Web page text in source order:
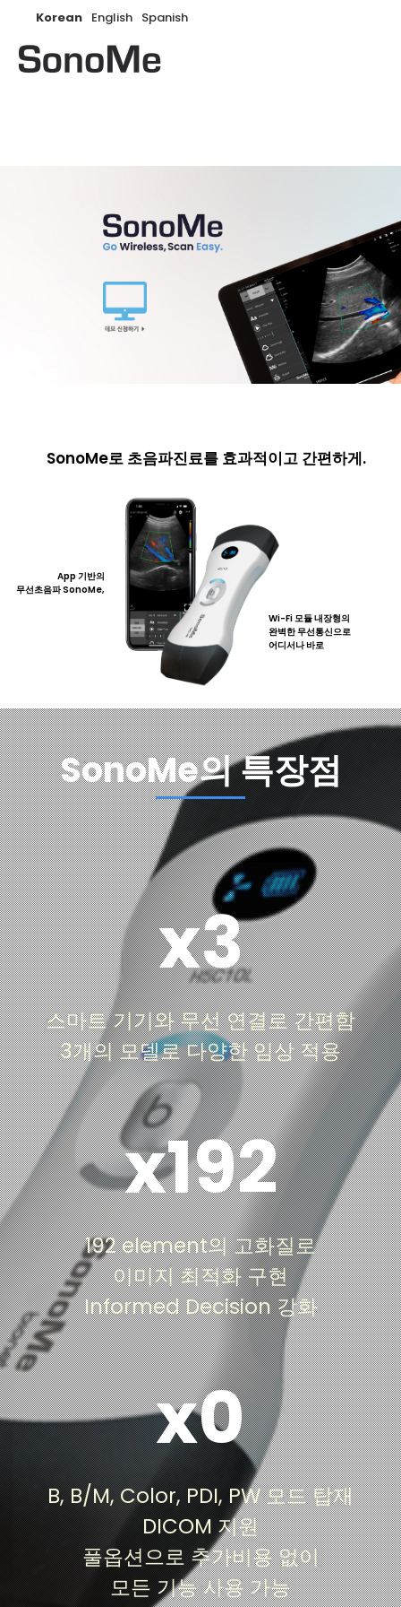
Korean English Spanish
App 기반의
무선초음파 SonoMe,
Wi-Fi 모듈 내장형의
완벽한 무선통신으로
어디서나 바로
SonoMe로 초음파진료를 효과적이고 간편하게.
SonoMe의 특장점
Wi-Fi 기반 무선 연결로 시간과 장소에 제약 없는 초
음파 스캔이 가능합니다. 형태, Element 수, 사용 모
드로 차별화된 다양한 트랜스듀서 제공으로 사용 환
경과 필요에 알맞은 트랜스듀서 선택이 가능합니다.
x3
스마트 기기와 무선 연결로 간편함
3개의 모델로 다양한 임상 적용
최대 192 element의 고화질의 이미지로 기존 카트
형 초음파 장비와 유사한 이미지 품질을 구현 저비
용, 고효율의 제품을 공급하여 기존 제약이 많았던
초음파 사용을 더욱 쉽고 간편하게 하여 초음파 적
용 범위를 넓힙니다.
x192
192 element의 고화질로
이미지 최적화 구현
Informed Decision 강화
B, B/M, Color, PDI, PW 모드 및 DICOM 지원 등
초음파 스캔에 필요한 기능이 추가비용 없이 포함
되어 있어 초기 비용만으로도 제한 없이 모든 기능
을 사용할 수 있습니다.
x0
B, B/M, Color, PDI, PW 모드 탑재
DICOM 지원
풀옵션으로 추가비용 없이
모든 기능 사용 가능